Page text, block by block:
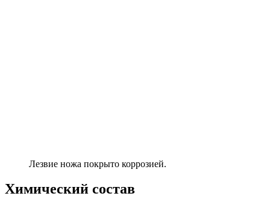
Лезвие ножа покрыто коррозией.
Химический состав